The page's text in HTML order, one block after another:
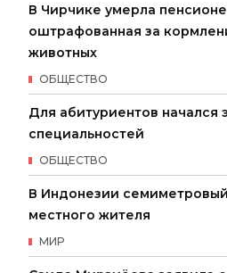
В Чирчике умерла
оштрафованная за
животных
ОБЩЕСТВО
Для абитуриентов начался
специальностей
ОБЩЕСТВО
В Индонезии
местного жителя
МИР